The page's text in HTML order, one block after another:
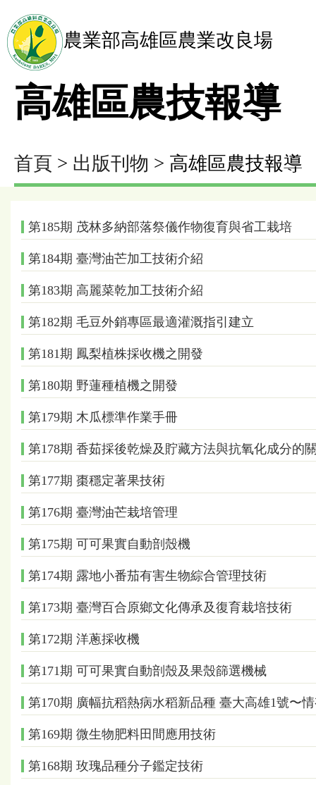
農業部高雄區農業改良場
高雄區農技報導
首頁 > 出版刊物 > 高雄區農技報導
第185期 茂林多納部落祭儀作物復育與省工栽培
第184期 臺灣油芒加工技術介紹
第183期 高麗菜乾加工技術介紹
第182期 毛豆外銷專區最適灌溉指引建立
第181期 鳳梨植株採收機之開發
第180期 野蓮種植機之開發
第179期 木瓜標準作業手冊
第178期 香茹採後乾燥及貯藏方法與抗氧化成分的
第177期 棗穩定著果技術
第176期 臺灣油芒栽培管理
第175期 可可果實自動剖殼機
第174期 露地小番茄有害生物綜合管理技術
第173期 臺灣百合原鄉文化傳承及復育栽培技術
第172期 洋蔥採收機
第171期 可可果實自動剖殼及果殼篩選機械
第170期 廣幅抗稻熱病水稻新品種 臺大高雄1號〜
第169期 微生物肥料田間應用技術
第168期 玫瑰品種分子鑑定技術